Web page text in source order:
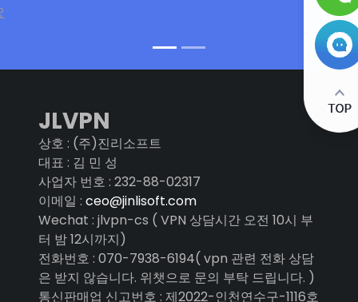
JLVPN
상호 : (주)진리소프트
대표 : 김 민 성
사업자 번호 : 232-88-02317
이메일 : ceo@jinlisoft.com
Wechat : jlvpn-cs ( VPN 상담시간 오전 10시 부
터 밤 12시까지)
전화번호 : 070-7938-6194( vpn 관련 전화 상담
은 받지 않습니다. 위챗으로 문의 부탁 드립니다. )
통신판매업 신고번호 : 제2022-인천연수구-1116호